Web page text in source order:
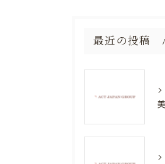
最近の投稿